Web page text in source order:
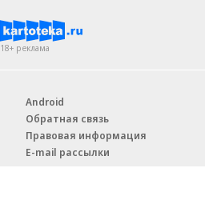
18+ реклама
Android
Обратная связь
Правовая информация
E-mail рассылки